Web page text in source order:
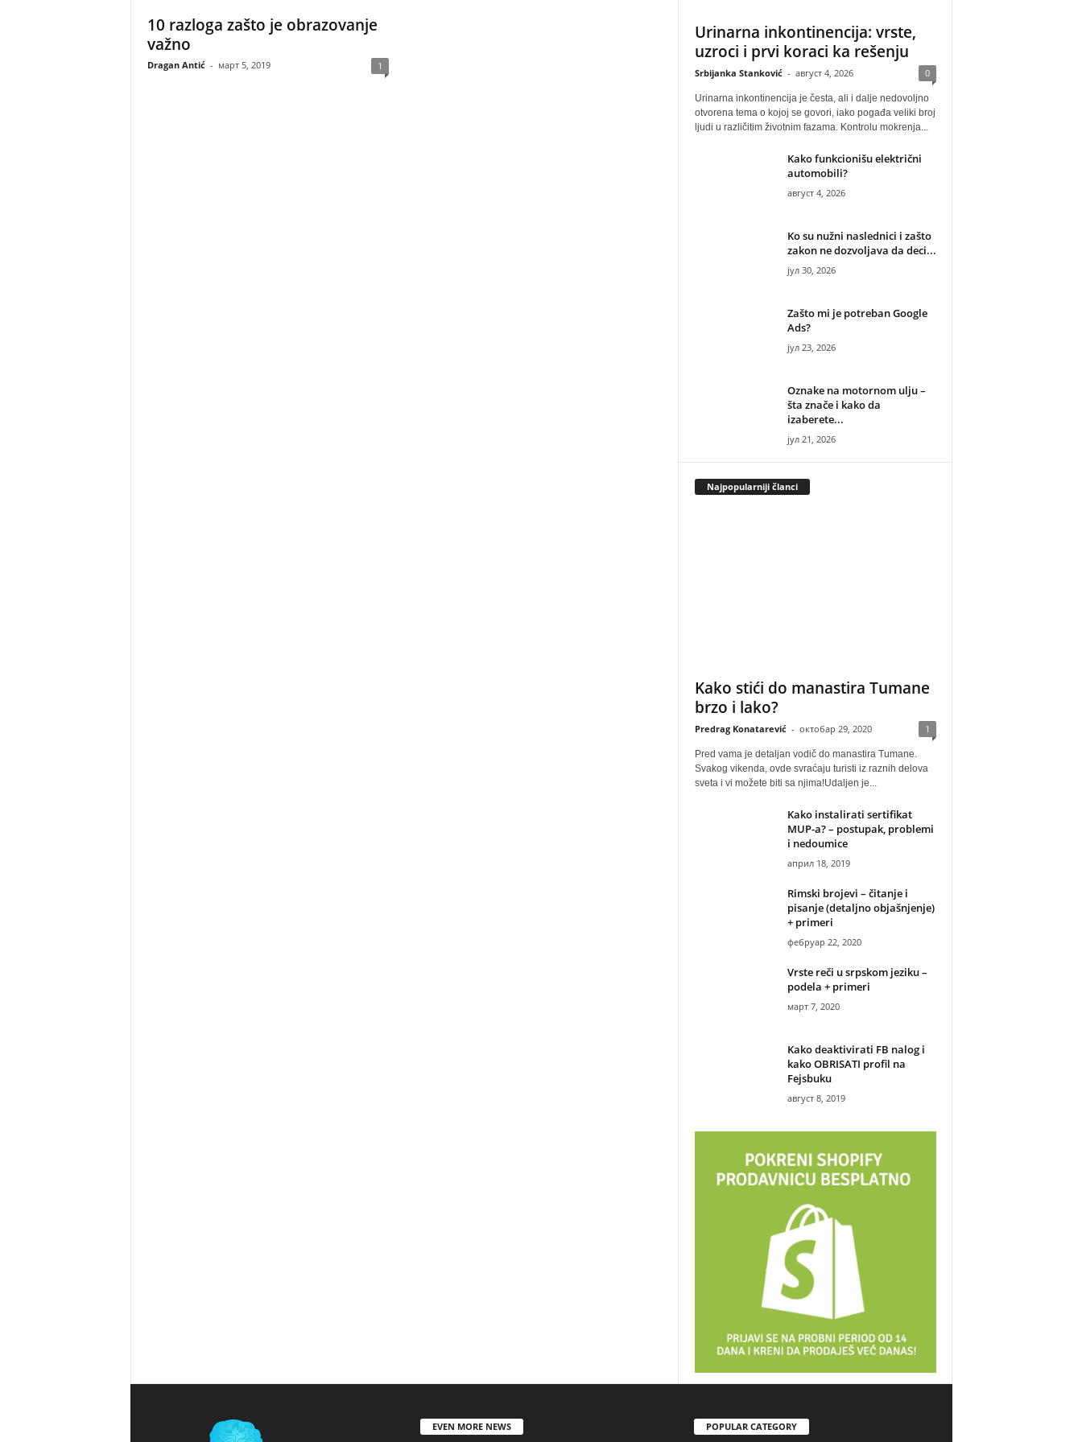
10 razloga zašto je obrazovanje
važno
Dragan Antić - март 5, 2019 1
Urinarna inkontinencija: vrste,
uzroci i prvi koraci ka rešenju
Srbijanka Stanković - август 4, 2026 0
Urinarna inkontinencija je česta, ali i dalje nedovoljno
otvorena tema o kojoj se govori, iako pogađa veliki broj
ljudi u različitim životnim fazama. Kontrolu mokrenja...
Kako funkcionišu električni
automobili?
август 4, 2026
Ko su nužni naslednici i zašto
zakon ne dozvoljava da deci...
јул 30, 2026
Zašto mi je potreban Google
Ads?
јул 23, 2026
Oznake na motornom ulju –
šta znače i kako da
izaberete...
јул 21, 2026
Najpopularniji članci
Kako stići do manastira Tumane
brzo i lako?
Predrag Konatarević - октобар 29, 2020 1
Pred vama je detaljan vodič do manastira Tumane.
Svakog vikenda, ovde svraćaju turisti iz raznih delova
sveta i vi možete biti sa njima!Udaljen je...
Kako instalirati sertifikat
MUP-a? – postupak, problemi
i nedoumice
април 18, 2019
Rimski brojevi – čitanje i
pisanje (detaljno objašnjenje)
+ primeri
фебруар 22, 2020
Vrste reči u srpskom jeziku –
podela + primeri
март 7, 2020
Kako deaktivirati FB nalog i
kako OBRISATI profil na
Fejsbuku
август 8, 2019
EVEN MORE NEWS POPULAR CATEGORY